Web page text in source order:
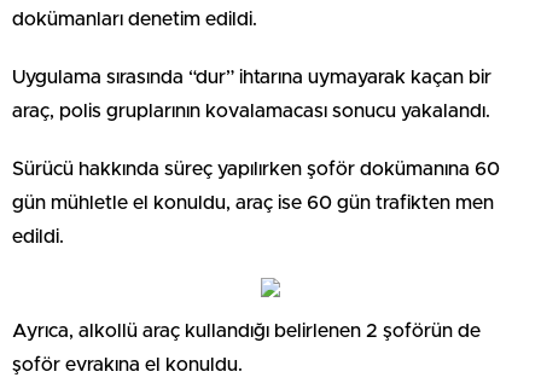
dokümanları denetim edildi.
Uygulama sırasında “dur” ihtarına uymayarak kaçan bir
araç, polis gruplarının kovalamacası sonucu yakalandı.
Sürücü hakkında süreç yapılırken şoför dokümanına 60
gün mühletle el konuldu, araç ise 60 gün trafikten men
edildi.
Ayrıca, alkollü araç kullandığı belirlenen 2 şoförün de
şoför evrakına el konuldu.